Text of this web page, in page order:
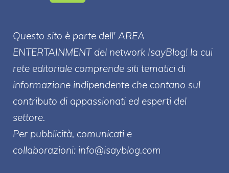
Questo sito è parte dell' AREA
ENTERTAINMENT del network IsayBlog! la cui
rete editoriale comprende siti tematici di
informazione indipendente che contano sul
contributo di appassionati ed esperti del
settore.
Per pubblicità, comunicati e
collaborazioni: info@isayblog.com